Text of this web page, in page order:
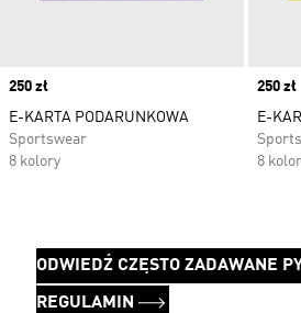
Price
250 zł
E-KARTA PODARUNKOWA
Sportswear
8 kolory
Price
250 zł
E-
8
ODWIEDŹ CZĘSTO ZADAWANE
REGULAMIN